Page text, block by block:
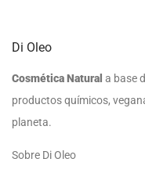
Di Oleo
Cosmética Natural a base
productos químicos,
planeta.
Sobre Di Oleo